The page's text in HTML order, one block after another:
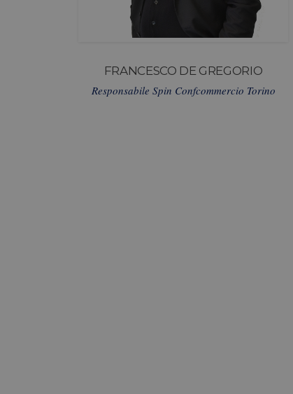
FRANCESCO DE GREGORIO
Responsabile Spin Confcommercio Torino